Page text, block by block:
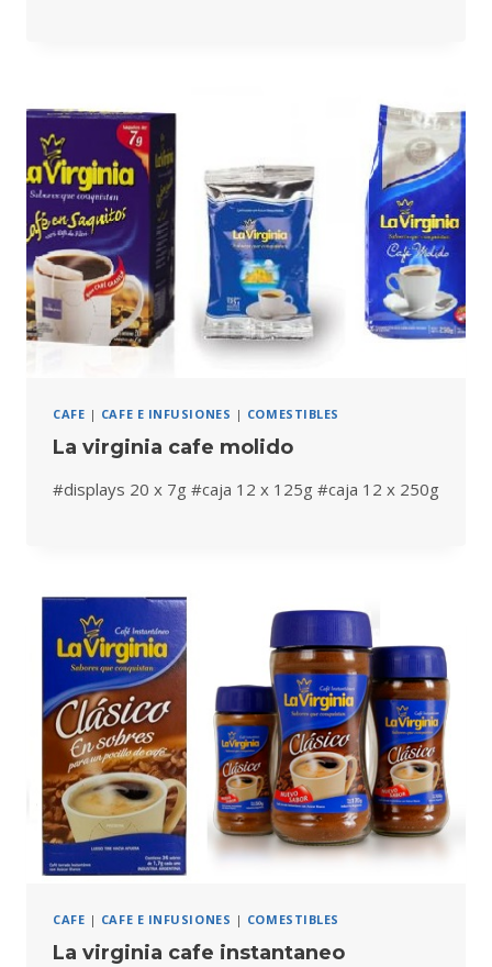
CAFE | CAFE E INFUSIONES | COMESTIBLES
La virginia cafe molido
#displays 20 x 7g #caja 12 x 125g #caja 12 x 250g
CAFE | CAFE E INFUSIONES | COMESTIBLES
La virginia cafe instantaneo